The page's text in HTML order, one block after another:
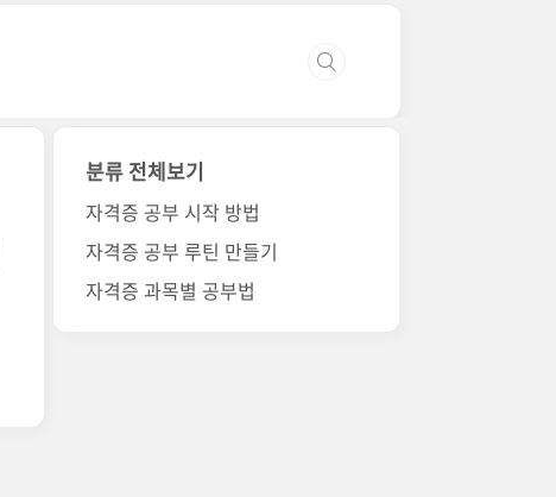
분류 전체보기
자격증 공부 시작 방법
자격증 공부 루틴 만들기
자격증 과목별 공부법